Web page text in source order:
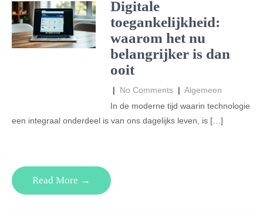
Digitale
toegankelijkheid:
waarom het nu
belangrijker is dan
ooit
| No Comments | Algemeen
In de moderne tijd waarin technologie
een integraal onderdeel is van ons dagelijks leven, is […]
Read More →